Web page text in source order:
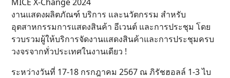
งานแสดงผลิตภัณฑ์ บริการ และนวัตกรรม สำหรับ
อุตสาหกรรมการแสดงสินค้า อีเวนต์ และการประชุม โดย
รวบรวมผู้ให้บริการจัดงานแสดงสินค้าและการประชุมครบ
วงจรจากทั่วประเทศในงานเดียว !
ระหว่างวันที่ 17-18 กรกฎาคม 2567 ณ ภิรัชฮอลล์ 1-3 ไบ